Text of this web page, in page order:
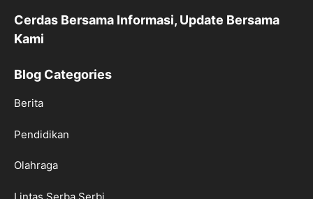
Cerdas Bersama Informasi, Update Bersama
Kami
Blog Categories
Berita
Pendidikan
Olahraga
Lintas Serba Serbi